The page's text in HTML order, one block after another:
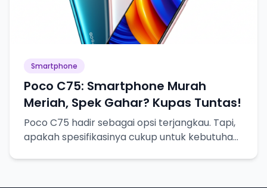
Smartphone
Poco C75: Smartphone Murah
Meriah, Spek Gahar? Kupas Tuntas!
Poco C75 hadir sebagai opsi terjangkau. Tapi,
apakah spesifikasinya cukup untuk kebutuhan